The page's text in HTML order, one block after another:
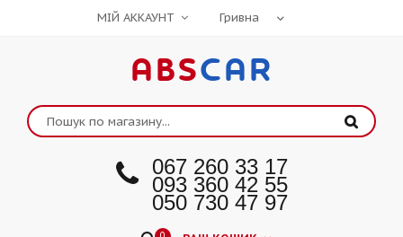
МІЙ АККАУНТ
ABSCAR
067 260 33 17
093 360 42 55
050 730 47 97